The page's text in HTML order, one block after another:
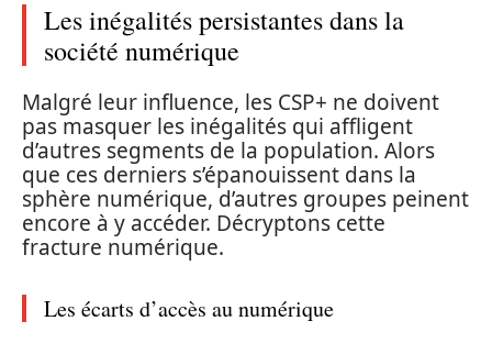
Les inégalités persistantes dans la
société numérique
Malgré leur influence, les CSP+ ne doivent
pas masquer les inégalités qui affligent
d’autres segments de la population. Alors
que ces derniers s’épanouissent dans la
sphère numérique, d’autres groupes peinent
encore à y accéder. Décryptons cette
fracture numérique.
Les écarts d’accès au numérique